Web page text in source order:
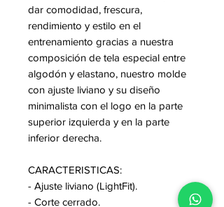
dar comodidad, frescura,
rendimiento y estilo en el
entrenamiento gracias a nuestra
composición de tela especial entre
algodón y elastano, nuestro molde
con ajuste liviano y su diseño
minimalista con el logo en la parte
superior izquierda y en la parte
inferior derecha.
CARACTERISTICAS:
- Ajuste liviano (LightFit).
- Corte cerrado.